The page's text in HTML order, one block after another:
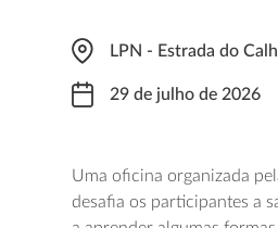
LPN - Estrada do
29 de julho de 2026
Uma oficina organizada
desafia os participantes a